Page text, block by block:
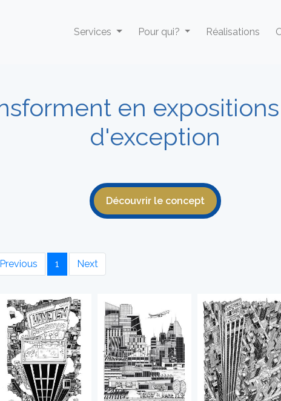
Services Pour qui? Réalisations
en
d'exception
Découvrir le concept
Previous 1 Next